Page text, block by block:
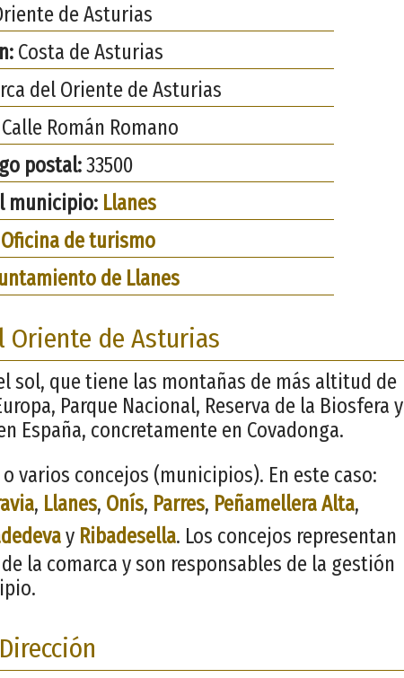
de Asturias
Costa de Asturias
del Oriente de Asturias
Calle Román Romano
postal:33500
municipio: Llanes
Oficina de turismo
de Llanes
Oriente de Asturias
sol, que tiene las montañas de más altitud de
Parque Nacional, Reserva de la Biosfera y
España, concretamente en Covadonga.
varios concejos (municipios). En este caso:
, Llanes, Onís, Parres, Peñamellera Alta,
y Ribadesella. Los concejos representan
la comarca y son responsables de la gestión
Dirección